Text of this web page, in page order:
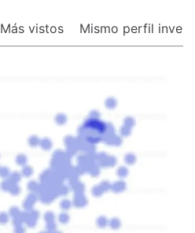
Más vistos Mismo perfil